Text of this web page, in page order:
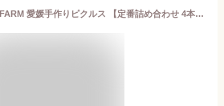
GOOD MORNING FARM 愛媛手作りピクルス 【定番詰め合わせ 4本セットB】/ お取り寄せ プレゼント ギフト ギフトセット 贈り物 記念日 パーティー お中元 お歳暮 内祝い 出産祝い 誕生日 母の日 父の日 ホワイトデー バレンタイン 送料込み